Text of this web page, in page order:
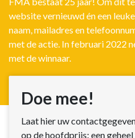
website vernieuwd én een
naam, mailadres en
met de actie. In februari 2022
met de winnaar.
Doe mee!
Laat hier uw
op de hoofdprijs: een